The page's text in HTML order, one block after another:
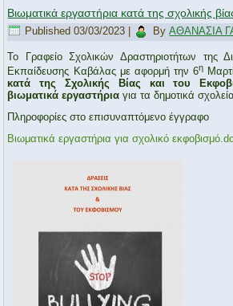
Βιωματικά εργαστήρια κατά της σχολικής
Published 03/03/2023 By ΑΘΑΝΑΣΙΑ
Το Γραφείο Σχολικών Δραστηριοτήτων της
Εκπαίδευσης Καβάλας με αφορμή την 6η
κατά της Σχολικής Βίας και του
βιωματικά εργαστήρια για τα δημοτικά
Πληροφορίες στο επισυναπτόμενο έγγραφο
Βιωματικά εργαστήρια για σχολικό